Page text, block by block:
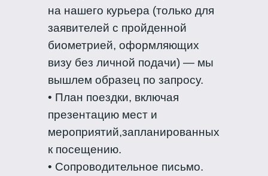
на нашего курьера (только для
заявителей с пройденной
биометрией, оформляющих
визу без личной подачи) — мы
вышлем образец по запросу.
• План поездки, включая
презентацию мест и
мероприятий,запланированных
к посещению.
• Сопроводительное письмо.